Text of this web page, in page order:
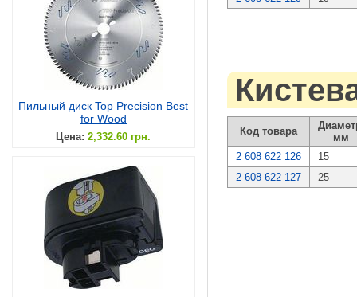
Пильный диск Top Precision Best
for Wood
Цена: 2,332.60 грн. Код товара
мм
2 608 622 126
15
2 608 622 127
25